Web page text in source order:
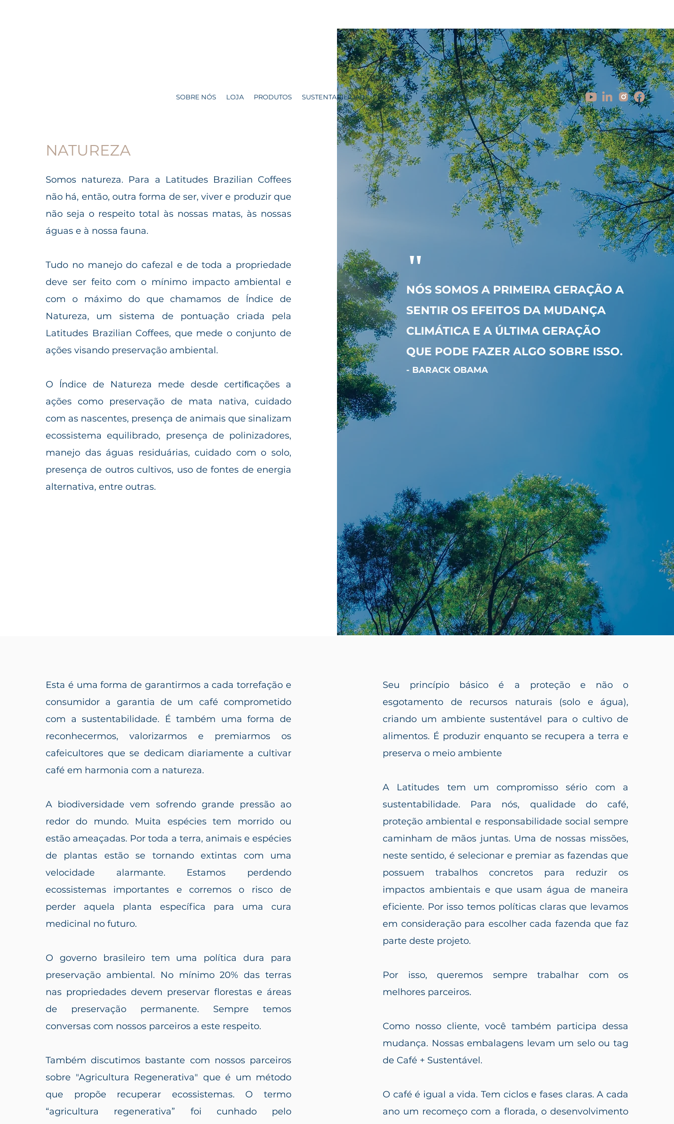
SOBRE NÓS LOJA PRODUTOS SUSTENTABILIDADE CONTATO CURIOSIDADES FAQ
NATUREZA
Somos natureza. Para a Latitudes Brazilian Coffees
não há, então, outra forma de ser, viver e produzir que
não seja o respeito total às nossas matas, às nossas
águas e à nossa fauna.
Tudo no manejo do cafezal e de toda a propriedade
deve ser feito com o mínimo impacto ambiental e
com o máximo do que chamamos de Índice de
Natureza, um sistema de pontuação criada pela
Latitudes Brazilian Coffees, que mede o conjunto de
ações visando preservação ambiental.
O Índice de Natureza mede desde certiﬁcações a
ações como preservação de mata nativa, cuidado
com as nascentes, presença de animais que sinalizam
ecossistema equilibrado, presença de polinizadores,
manejo das águas residuárias, cuidado com o solo,
presença de outros cultivos, uso de fontes de energia
alternativa, entre outras.
"
NÓS SOMOS A PRIMEIRA GERAÇÃO A
SENTIR OS EFEITOS DA MUDANÇA
CLIMÁTICA E A ÚLTIMA GERAÇÃO
QUE PODE FAZER ALGO SOBRE ISSO.
- BARACK OBAMA
Esta é uma forma de garantirmos a cada torrefação e
consumidor a garantia de um café comprometido
com a sustentabilidade.
É também uma forma de
reconhecermos, valorizarmos e premiarmos os
cafeicultores que se dedicam diariamente a cultivar
café em harmonia com a natureza.
A biodiversidade vem sofrendo grande pressão ao
redor do mundo. Muita espécies tem morrido ou
estão ameaçadas. Por toda a terra, animais e espécies
de plantas estão se tornando extintas com uma
velocidade alarmante. Estamos perdendo
ecossistemas importantes e corremos o risco de
perder aquela planta específica para uma cura
medicinal no futuro.
O governo brasileiro tem uma política dura para
preservação ambiental. No mínimo 20% das terras
nas propriedades devem preservar florestas e áreas
de preservação permanente. Sempre temos
conversas com nossos parceiros a este respeito.
Também discutimos bastante com nossos parceiros
sobre "Agricultura Regenerativa" que é um método
que propõe recuperar ecossistemas. O termo
“agricultura regenerativa” foi cunhado pelo
Seu princípio básico é a proteção e não o
esgotamento de recursos naturais (solo e água),
criando um ambiente sustentável para o cultivo de
alimentos. É produzir enquanto se recupera a terra e
preserva o meio ambiente
A Latitudes tem um compromisso sério com a
sustentabilidade. Para nós, qualidade do café,
proteção ambiental e responsabilidade social sempre
caminham de mãos juntas. Uma de nossas missões,
neste sentido, é selecionar e premiar as fazendas que
possuem trabalhos concretos para reduzir os
impactos ambientais e que usam água de maneira
eficiente. Por isso temos políticas claras que levamos
em consideração para escolher cada fazenda que faz
parte deste projeto.
Por isso, queremos sempre trabalhar com os
melhores parceiros.
Como nosso cliente, você também participa dessa
mudança. Nossas embalagens levam um selo ou tag
de Café + Sustentável.
O café é igual a vida. Tem ciclos e fases claras. A cada
ano um recomeço com a florada, o desenvolvimento